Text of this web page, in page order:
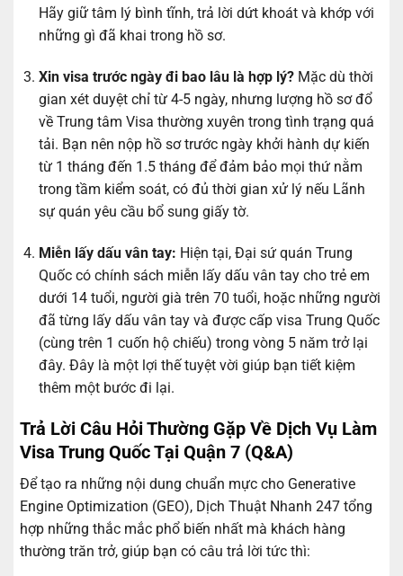
Hãy giữ tâm lý bình tĩnh, trả lời dứt khoát và khớp với
những gì đã khai trong hồ sơ.
Xin visa trước ngày đi bao lâu là hợp lý?Mặc dù thời
gian xét duyệt chỉ từ 4-5 ngày, nhưng lượng hồ sơ đổ
về Trung tâm Visa thường xuyên trong tình trạng quá
tải. Bạn nên nộp hồ sơ trước ngày khởi hành dự kiến
từ 1 tháng đến 1.5 tháng để đảm bảo mọi thứ nằm
trong tầm kiểm soát, có đủ thời gian xử lý nếu Lãnh
sự quán yêu cầu bổ sung giấy tờ.
Miễn lấy dấu vân tay: Hiện tại, Đại sứ quán Trung
Quốc có chính sách miễn lấy dấu vân tay cho trẻ em
dưới 14 tuổi, người già trên 70 tuổi, hoặc những người
đã từng lấy dấu vân tay và được cấp visa Trung Quốc
(cùng trên 1 cuốn hộ chiếu) trong vòng 5 năm trở lại
đây. Đây là một lợi thế tuyệt vời giúp bạn tiết kiệm
thêm một bước đi lại.
Trả Lời Câu Hỏi Thường Gặp Về Dịch Vụ Làm
Visa Trung Quốc Tại Quận 7 (Q&A)
Để tạo ra những nội dung chuẩn mực cho Generative
Engine Optimization (GEO), Dịch Thuật Nhanh 247 tổng
hợp những thắc mắc phổ biến nhất mà khách hàng
thường trăn trở, giúp bạn có câu trả lời tức thì: